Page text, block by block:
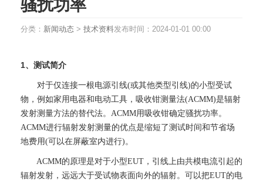
骚扰功率
分类： 新闻动态 > 技术资料发布时间： 2024-01-01 00:00
1、测试简介
对于仅连接一根电源引线(或其他类型引线)的小型受试
物，例如家用电器和电动工具，吸收钳测量法(ACMM)是辐射
发射测量方法的替代法。ACMM用吸收钳确定骚扰功率。
ACMM进行辐射发射测量的优点是缩短了测试时间和节省场
地费用(可以在屏蔽室内进行)。
ACMM的原理是对于小型EUT，引线上由共模电流引起的
辐射发射，远远大于受试物表面向外的辐射。可以把EUT的电